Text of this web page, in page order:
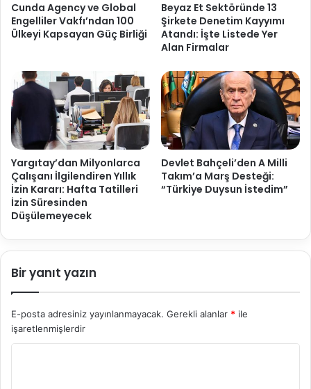
Cunda Agency ve Global
Engelliler Vakfı’ndan 100
Ülkeyi Kapsayan Güç Birliği
Beyaz Et Sektöründe 13
Şirkete Denetim Kayyımı
Atandı: İşte Listede Yer
Alan Firmalar
Yargıtay’dan Milyonlarca
Çalışanı İlgilendiren Yıllık
İzin Kararı: Hafta Tatilleri
İzin Süresinden
Düşülemeyecek
Devlet Bahçeli’den A Milli
Takım’a Marş Desteği:
“Türkiye Duysun İstedim”
Bir yanıt yazın
E-posta adresiniz yayınlanmayacak. Gerekli alanlar * ile
işaretlenmişlerdir